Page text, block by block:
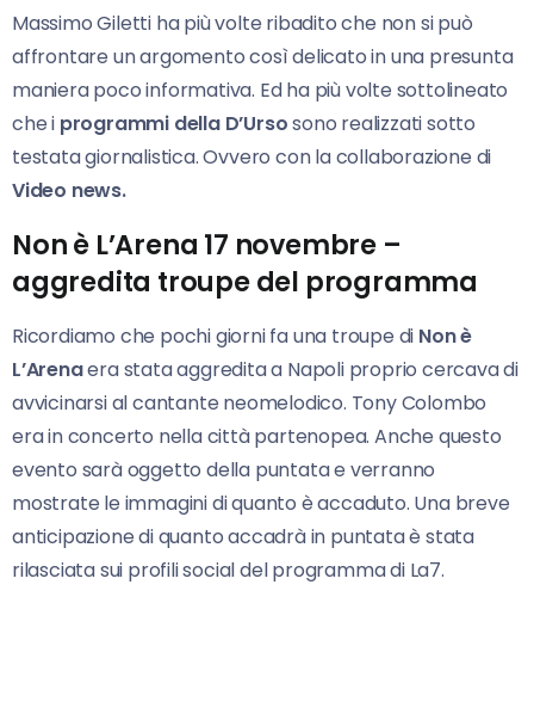
Massimo Giletti ha più volte ribadito che non si può
affrontare un argomento così delicato in una presunta
maniera poco informativa. Ed ha più volte sottolineato
che i programmi della D’Ursosono realizzati sotto
testata giornalistica. Ovvero con la collaborazione di
Video news.
Non è L’Arena 17 novembre –
aggredita troupe del programma
Ricordiamo che pochi giorni fa una troupe di Non è
L’Arenaera stata aggredita a Napoli proprio cercava di
avvicinarsi al cantante neomelodico. Tony Colombo
era in concerto nella città partenopea. Anche questo
evento sarà oggetto della puntata e verranno
mostrate le immagini di quanto è accaduto. Una breve
anticipazione di quanto accadrà in puntata è stata
rilasciata sui profili social del programma di La7.